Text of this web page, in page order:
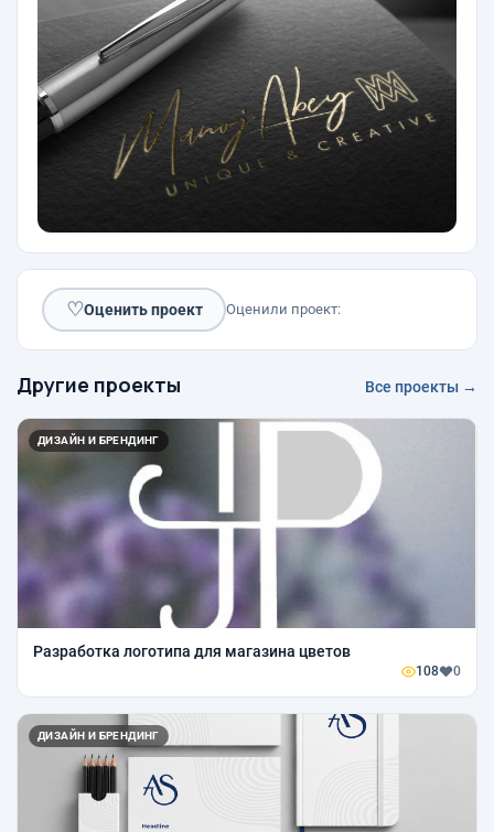
♡Оценить проект Оценили проект:
Другие проекты Все проекты →
ДИЗАЙН И БРЕНДИНГ
Разработка логотипа для магазина цветов
108 0
ДИЗАЙН И БРЕНДИНГ